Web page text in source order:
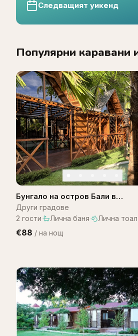
Следващият уикенд
Популярни каравани
Бунгало на остров Бали в
комплекс Bali Lagoon
Други градове
2 гости· Лична баня· Лична тоал.
€88 / на нощ